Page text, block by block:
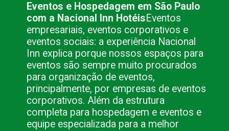
Eventos e Hospedagem em São Paulo
com a Nacional Inn HotéisEventos
empresariais, eventos corporativos e
eventos sociais: a experiência Nacional
Inn explica porque nossos espaços para
eventos são sempre muito procurados
para organização de eventos,
principalmente, por empresas de eventos
corporativos. Além da estrutura
completa para hospedagem e eventos e
equipe especializada para a melhor